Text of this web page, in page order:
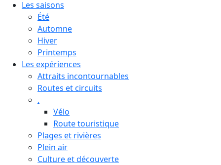
Les saisons
Été
Automne
Hiver
Printemps
Les expériences
Attraits incontournables
Routes et circuits
.
Vélo
Route touristique
Plages et rivières
Plein air
Culture et découverte